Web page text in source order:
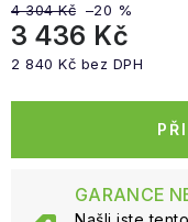
4 304 Kč –20 %
3 436 Kč
2 840 Kč bez DPH
GARANCE